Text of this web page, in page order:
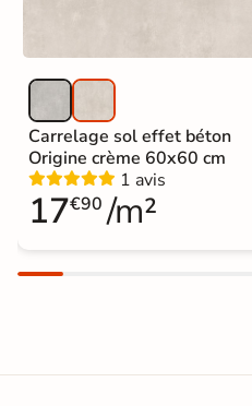
Carrelage sol effet béton
Origine crème 60x60 cm
1 avis
17€90 /m²